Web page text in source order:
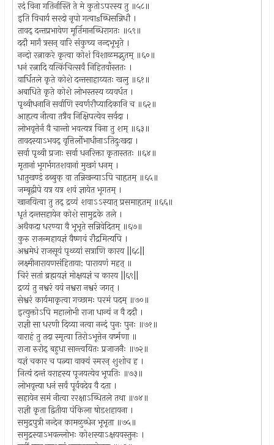
रदं विना गतिर्नास्ति ते मे कुतोऽपरस्य तु ॥५८॥
इति विचार्य सरदो नृपो गत्वाsब्धिसन्निधौ ।
तावद् दन्तप्रभावेण मूर्तिमानब्धिरागतः ॥५९॥
ददौ मार्गं त्रसन् वारि संकुच्य नन्दभूभृते ।
नन्दो रत्नाकरे कृत्वा कोशं विशाळमद्भुतम् ॥६०॥
धनं रत्नादि यत्किंचित्सर्वं निहितवाँस्ततः ।
वार्धितले कृते कोशे दन्तसाहाय्यतः खलु ॥६१॥
अबाधिते कृते कोशे लोभस्तस्य व्यवर्धत ।
पृथ्वीधनानि सर्वाणि स्वर्णरौप्यादिकानि च ॥६२॥
आहृत्य नीत्वा तत्रैव निक्षिपत्येव सर्वदा ।
लोभवृत्तेर्न वै चान्तो भवत्यत्र विना तु शम् ॥६३॥
तावदस्याऽभवद् वृत्तिर्लोभाधीनाऽतिदुःखदा ।
सर्वा पृथ्वी प्रजाः सर्वा धनरिक्ता कृतास्ततः ॥६४॥
मृतानां भूगर्भगतशवानां मुखगं धनम् ।
धातुखण्डं ढब्बुक् वा तन्निखन्याऽपि चाहृतम् ॥६५॥
जम्बूद्वीपे यत्र यत्र शवं ज्ञायेत भूगतम् ।
खानयित्वा तु तद् द्रव्यं शवाऽऽस्यात् प्रसमाहृतम् ॥६६॥
धृतं दन्तसहायेन कोशे सामुद्रके तले ।
अथैकदा धरण्या वै भूभृते सन्निवेदितम् ॥६७॥
कुरु राजन्महायज्ञं वैष्णवं रौद्रमित्यपि ।
अश्वमेधं राजसूयं पृथ्व्यां सत्राणि कारय ||६८||
लक्ष्मीनारायणसंहिताया: पारायणं महत् ॥
चिरं सतां ब्रह्मयज्ञं मोक्षयज्ञं च कारय ||६९||
द्रव्यं तु नश्वरं वयं नश्वरा नश्वरं जगत् ।
सेश्वरं कार्यमाकृत्वा गच्छामः परमं पदम् ॥७०॥
इत्युक्तोऽपि महालोभी राजा धान्यं न वै ददौ ।
राज्ञी सा धरणी दिव्या नत्वा नन्दं पुनः पुनः ॥७१॥
वाराहं तु तदा स्मृत्वा तिरोऽभूत्तेन वर्ष्मणा ॥
राजा रुरोद् बहुधा सान्त्वयितः प्रजाजनैः ॥७२॥
यज्ञं चकार च पत्न्या वाक्यं स्मरन् शुशोच ह ।
नित्यं दन्तं वराहस्य पूजयत्येव भूपतिः ॥७३॥
लोभवृत्त्या धनं सर्वं पूर्ववदेव वै दता ।
सहायेन समं नीत्वा ररक्षाऽब्धितले तथा ॥७४॥
राज्ञी कृता द्वितीया पंकिला षोडशहायना ।
समुद्रपुत्री नन्देन कामळुब्धेन भूभृता ॥७५॥
समुद्रस्याऽभवल्लोभः कोशस्याऽक्षयवस्तुनः ।